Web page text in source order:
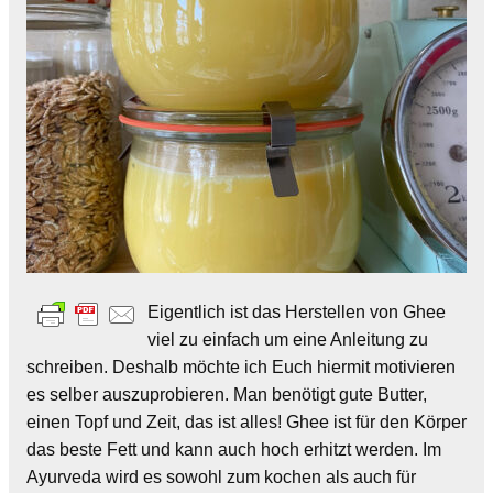
Eigentlich ist das Herstellen von Ghee
viel zu einfach um eine Anleitung zu
schreiben. Deshalb möchte ich Euch hiermit motivieren
es selber auszuprobieren. Man benötigt gute Butter,
einen Topf und Zeit, das ist alles! Ghee ist für den Körper
das beste Fett und kann auch hoch erhitzt werden. Im
Ayurveda wird es sowohl zum kochen als auch für